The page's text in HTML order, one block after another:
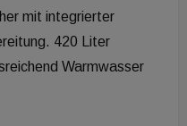
mit integrierter
420 Liter
Warmwasser